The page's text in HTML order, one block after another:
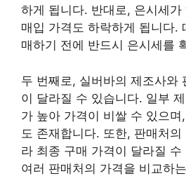
하게 됩니다. 반대로, 은시세가
매입 가격도 하락하게 됩니다.
매하기 전에 반드시 은시세를
두 번째로, 실버바의 제조사와
이 달라질 수 있습니다. 일부
가 높아 가격이 비쌀 수 있으
도 존재합니다. 또한, 판매처
라 최종 구매 가격이 달라질
여러 판매처의 가격을 비교하